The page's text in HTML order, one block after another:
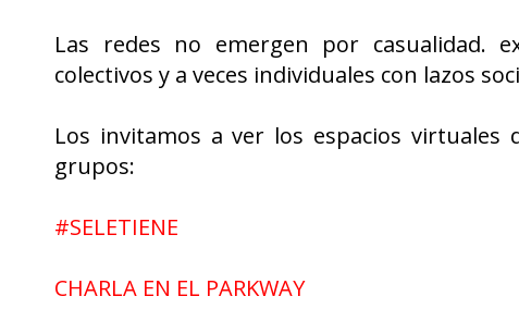
Las redes no emergen por casualidad.
colectivos y a veces individuales con lazos
Los invitamos a ver los espacios
grupos:
#SELETIENE
CHARLA EN EL PARKWAY